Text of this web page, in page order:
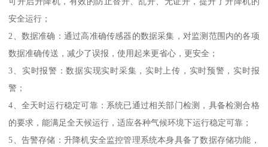
安全运行；
2、数据准确：通过高准确传感器的数据采集，对监测范围内的各项
数据准确传送，减少了误报，使用起来更省心，更安全；
3、实时报警：数据实现实时采集，实时上传，实时预警，实时报
警；
4、全天时运行稳定可靠：系统已通过相关部门检测，具备检测合格
的要求，能满足全天候运行，适应各种气候环境下运行稳定可靠；
5、告警存储：升降机安全监控管理系统本身具备了数据存储功能，